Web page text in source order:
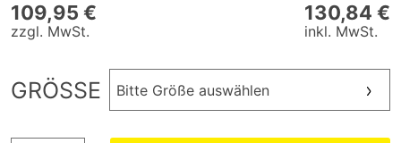
109,95 €
zzgl. MwSt.
130,84 €
inkl. MwSt.
GRÖSSE Bitte Größe auswählen